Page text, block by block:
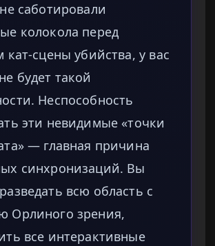
саботировали
колокола перед
кат-сцены убийства, у вас
будет такой
Неспособность
эти невидимые «точки
— главная причина
синхронизаций. Вы
всю область с
Орлиного зрения,
все интерактивные